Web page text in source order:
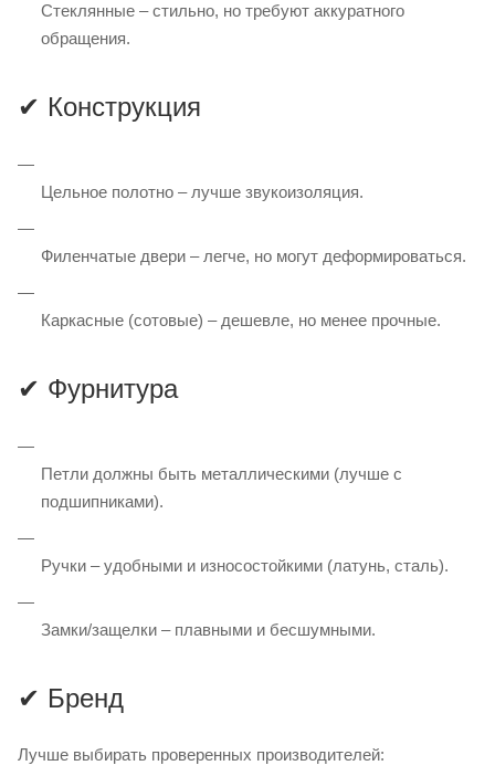
Стеклянные – стильно, но требуют аккуратного
обращения.
✔ Конструкция
Цельное полотно – лучше звукоизоляция.
Филенчатые двери – легче, но могут деформироваться.
Каркасные (сотовые) – дешевле, но менее прочные.
✔ Фурнитура
Петли должны быть металлическими (лучше с
подшипниками).
Ручки – удобными и износостойкими (латунь, сталь).
Замки/защелки – плавными и бесшумными.
✔ Бренд
Лучше выбирать проверенных производителей: